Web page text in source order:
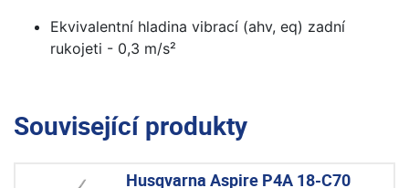
Ekvivalentní hladina vibrací (ahv, eq) zadní
rukojeti - 0,3 m/s²
Související produkty
Husqvarna Aspire P4A 18-C70